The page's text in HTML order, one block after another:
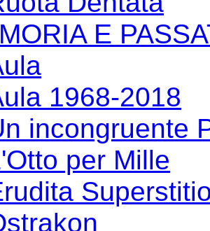
E
1968-2018
incongruente
per Mille